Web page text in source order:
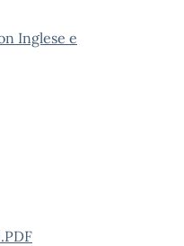
Inglese e